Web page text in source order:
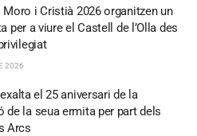
Moro i Cristià 2026 organitzen un
per a viure el Castell de l’Olla des
2026
el 25 aniversari de la
de la seua ermita per part dels
Arcs